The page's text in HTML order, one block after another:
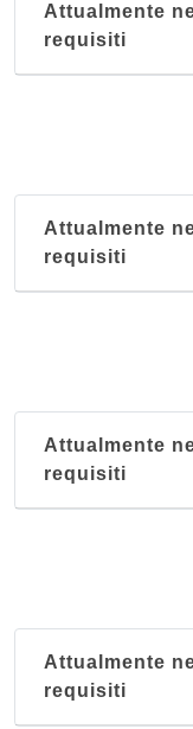
Attualmente
requisiti
Attualmente
requisiti
Attualmente
requisiti
Attualmente
requisiti